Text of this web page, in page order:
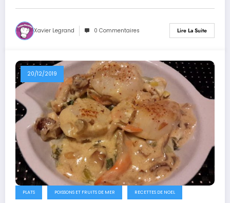
Xavier Legrand 0 Commentaires Lire La Suite
20/12/2019
PLATS POISSONS ET FRUITS DE MER RECETTES DE NOEL